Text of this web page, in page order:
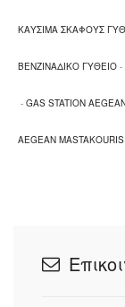
ΚΑΥΣΙΜΑ ΣΚΑΦΟΥΣ
ΒΕΝΖΙΝΑΔΙΚΟ ΓΥΘΕΙΟ -
- GAS STATION
AEGEAN